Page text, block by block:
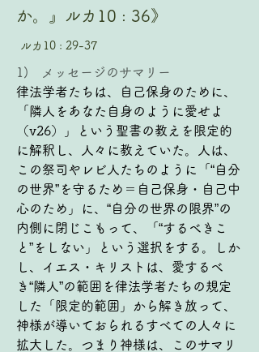
か。』ルカ10 : 36》
ルカ10 : 29-37
1)   メッセージのサマリー
律法学者たちは、自己保身のために、
「隣人をあなた自身のように愛せよ
（v26）」という聖書の教えを限定的
に解釈し、人々に教えていた。人は、
この祭司やレビ人たちのように「“自分
の世界”を守るため＝自己保身・自己中
心のため」に、“自分の世界の限界”の
内側に閉じこもって、「“するべきこ
と”をしない」という選択をする。しか
し、イエス・キリストは、愛するべ
き“隣人”の範囲を律法学者たちの規定
した「限定的範囲」から解き放って、
神様が導いておられるすべての人々に
拡大した。つまり神様は、このサマリ